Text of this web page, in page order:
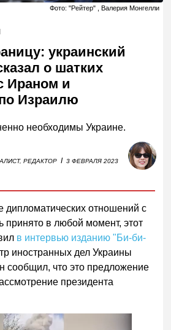
Фото: "Рейтер" , Валерия Монгелли
украинский
о шатких
Ираном и
Израилю
необходимы Украине.
РЕДАКТОР I 3 ФЕВРАЛЯ 2023
дипломатических отношений с
в любой момент, этот
в интервью изданию "Би-би-
иностранных дел Украины
сообщил, что это предложение
президента